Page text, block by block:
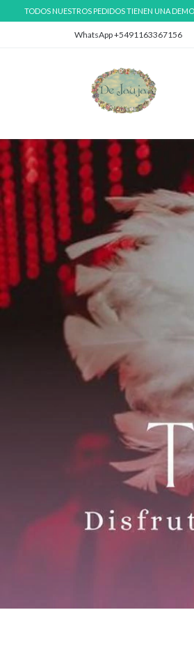
TODOS NUESTROS PEDIDOS TIENEN UNA
WhatsApp +5491163367156